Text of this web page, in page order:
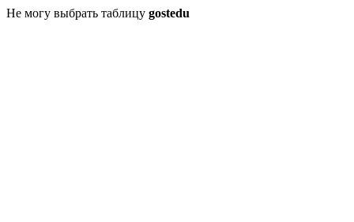
Не могу выбрать таблицу gostedu